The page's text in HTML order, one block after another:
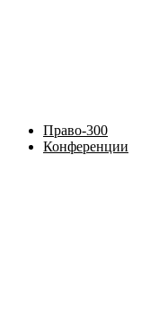
Право-300
Конференции